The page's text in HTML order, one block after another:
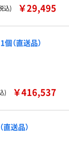
込) ￥29,495
（直送品）
) ￥416,537
送品）